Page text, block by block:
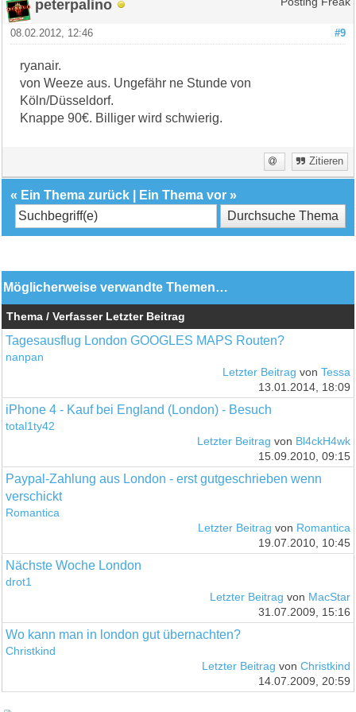
peterpalino
#9
08.02.2012, 12:46
ryanair.
von Weeze aus. Ungefähr ne Stunde von
Köln/Düsseldorf.
Knappe 90€. Billiger wird schwierig.
Zitieren
« Ein Thema zurück Ein Thema vor »
Möglicherweise verwandte Themen…
Thema / Verfasser Letzter Beitrag
Tagesausflug London GOOGLES MAPS Routen?
nanpan
Letzter Beitrag von Tessa
13.01.2014, 18:09
iPhone 4 - Kauf bei England (London) - Besuch
total1ty42
Letzter Beitrag von Bl4ckH4wk
15.09.2010, 09:15
Paypal-Zahlung aus London - erst gutgeschrieben wenn
verschickt
Romantica
Letzter Beitrag von Romantica
19.07.2010, 10:45
Nächste Woche London
drot1
Letzter Beitrag von MacStar
31.07.2009, 15:16
Wo kann man in london gut übernachten?
Christkind
Letzter Beitrag von Christkind
14.07.2009, 20:59